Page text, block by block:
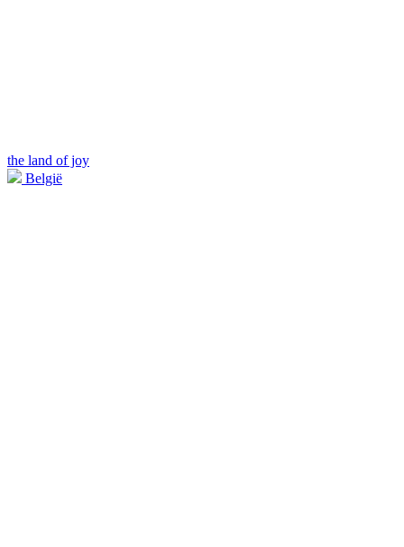
the land of joy
België